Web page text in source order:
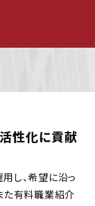
性化に貢献
し、希望に沿っ
た有料職業紹介